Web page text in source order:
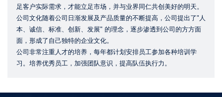
足客户实际需求，才能立足市场，并与业界同仁共创美好的明天。
公司文化随着公司日渐发展及产品质量的不断提高，公司提出了"人
本、诚信、标准、创新、发展" 的理念，逐步渗透到公司的方方面
面，形成了自己独特的企业文化。
公司非常注重人才的培养，每年都计划安排员工参加各种培训学
习。培养优秀员工，加强团队意识，提高队伍执行力。